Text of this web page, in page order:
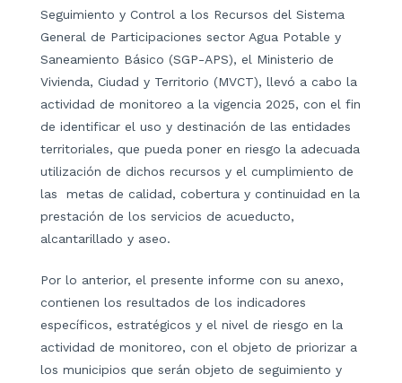
Seguimiento y Control a los Recursos del Sistema
General de Participaciones sector Agua Potable y
Saneamiento Básico (SGP-APS), el Ministerio de
Vivienda, Ciudad y Territorio (MVCT), llevó a cabo la
actividad de monitoreo a la vigencia 2025, con el fin
de identificar el uso y destinación de las entidades
territoriales, que pueda poner en riesgo la adecuada
utilización de dichos recursos y el cumplimiento de
las metas de calidad, cobertura y continuidad en la
prestación de los servicios de acueducto,
alcantarillado y aseo.
Por lo anterior, el presente informe con su anexo,
contienen los resultados de los indicadores
específicos, estratégicos y el nivel de riesgo en la
actividad de monitoreo, con el objeto de priorizar a
los municipios que serán objeto de seguimiento y